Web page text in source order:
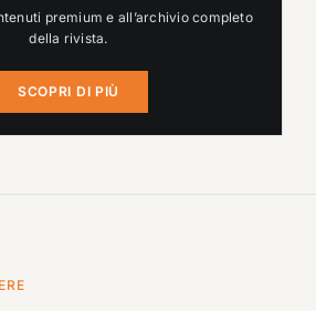
premium e all’archivio completo
della rivista.
SCOPRI DI PIÙ